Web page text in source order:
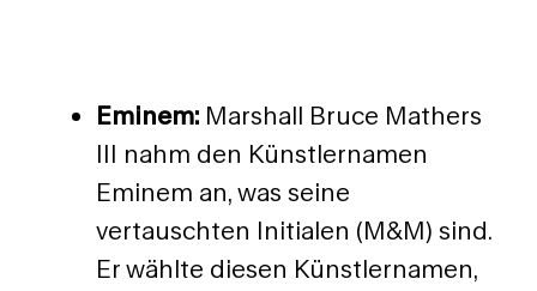
Eminem: Marshall Bruce Mathers
III nahm den Künstlernamen
Eminem an, was seine
vertauschten Initialen (M&M) sind.
Er wählte diesen Künstlernamen,